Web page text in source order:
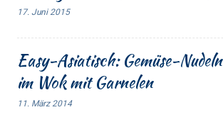
17. Juni 2015
Easy-Asiatisch: Gemüse-Nudeln
im Wok mit Garnelen
11. März 2014